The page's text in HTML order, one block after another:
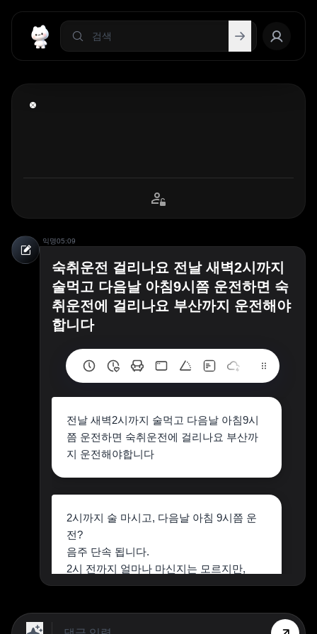
익명05:09
숙취운전 걸리나요 전날 새벽2시까지
술먹고 다음날 아침9시쯤 운전하면 숙
취운전에 걸리나요 부산까지 운전해야
합니다
전날 새벽2시까지 술먹고 다음날 아침9시
쯤 운전하면 숙취운전에 걸리나요 부산까
지 운전해야합니다
2시까지 술 마시고, 다음날 아침 9시쯤 운
전?
음주 단속 됩니다.
2시 전까지 얼마나 마신지는 모르지만,
9시까지 숙취가 남을 겁니다.